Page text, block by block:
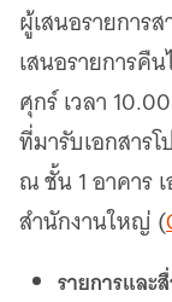
ผู้เสนอรายการ
เสนอรายการคื
ศุกร์ เวลา
ที่มารับเอกสาร
ณ ชั้น 1 อาคาร
สำนักงานใหญ่ (
รายการและ